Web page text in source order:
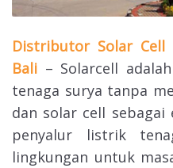
Distributor Solar Cell
Bali – Solarcell
tenaga surya tanpa
dan solar cell
penyalur listrik
lingkungan untuk